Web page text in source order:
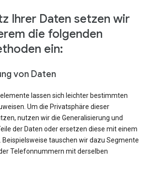
Ihrer Daten setzen wir
die folgenden
ein:
von Daten
lassen sich leichter bestimmten
Um die Privatsphäre dieser
nutzen wir die Generalisierung und
der Daten oder ersetzen diese mit einem
Beispielsweise tauschen wir dazu Segmente
Telefonnummern mit derselben